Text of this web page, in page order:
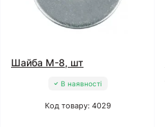
Шайба М-8, шт
В наявності
Код товару: 4029